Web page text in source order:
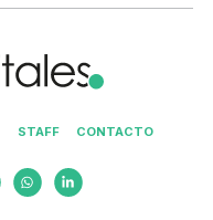
STAFF CONTACTO